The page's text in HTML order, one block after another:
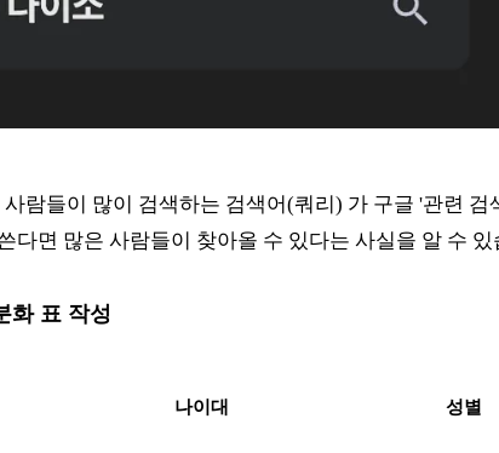
람들이 많이 검색하는 검색어(쿼리) 가 구글 '관련
다면 많은 사람들이 찾아올 수 있다는 사실을 알 수
화 표 작성
나이대 성별